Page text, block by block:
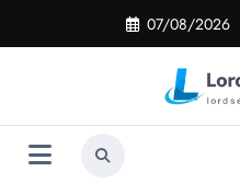
o
07/08/2026